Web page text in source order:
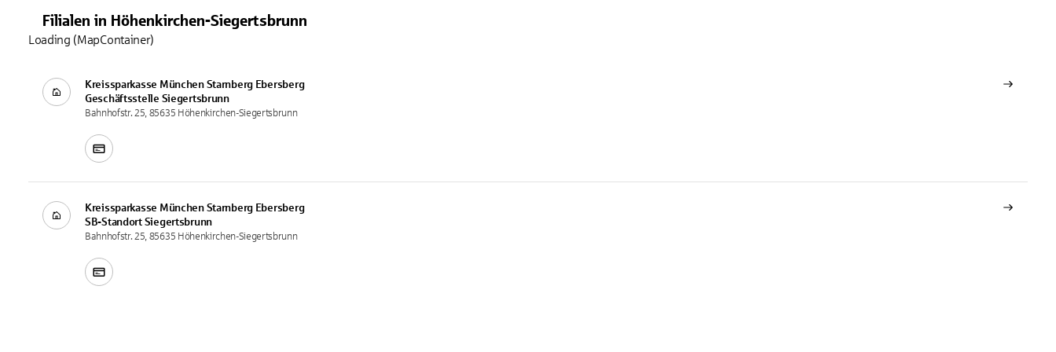
Filialen in Höhenkirchen-Siegertsbrunn
Kreissparkasse München Starnberg Ebersberg
Geschäftsstelle Siegertsbrunn
Bahnhofstr. 25, 85635 Höhenkirchen-Siegertsbrunn
Kreissparkasse München Starnberg Ebersberg
SB-Standort Siegertsbrunn
Bahnhofstr. 25, 85635 Höhenkirchen-Siegertsbrunn
Loading (MapContainer)